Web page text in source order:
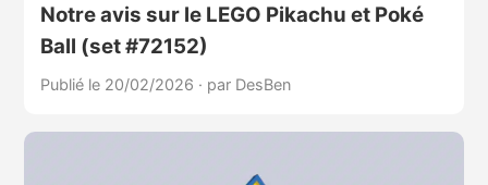
Notre avis sur le LEGO Pikachu et Poké
Ball (set #72152)
Publié le 20/02/2026 · par DesBen